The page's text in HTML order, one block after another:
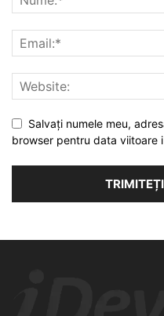
Salvați numele meu,
browser pentru data viitoare